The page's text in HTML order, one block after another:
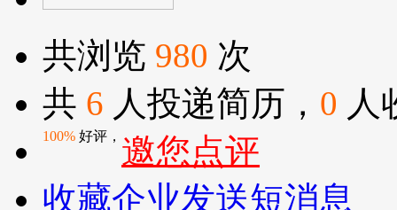
共浏览 980 次
共 6 人投递简历， 0 人
100% 好评， 邀您点评
收藏企业发送短消息